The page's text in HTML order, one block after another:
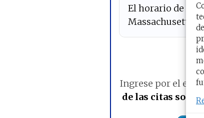
El horario de
Massachusetts
Ingrese por el
de las citas son